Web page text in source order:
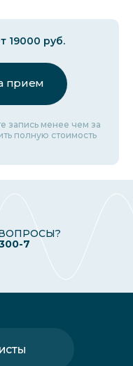
19000 руб.
прием
запись менее чем за
полную стоимость
7